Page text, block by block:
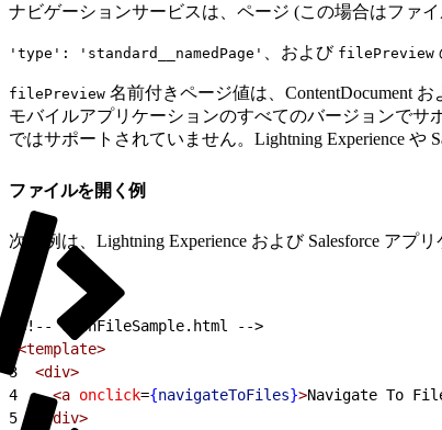
ナビゲーションサービスは、ページ (この場合はファ
'type': 'standard__namedPage' 、および filePreview
filePreview 名前付きページ値は、ContentDocument
モバイルアプリケーションのすべてのバージョンでサ
ではサポートされていません。Lightning Experience
ファイルを開く例
次の例は、Lightning Experience および Salesforce アプ
<!-- openFileSample.html -->
<template>
3
  <div>
4
    <a
onclick={navigateToFiles}>Navigate To
5
  </div>